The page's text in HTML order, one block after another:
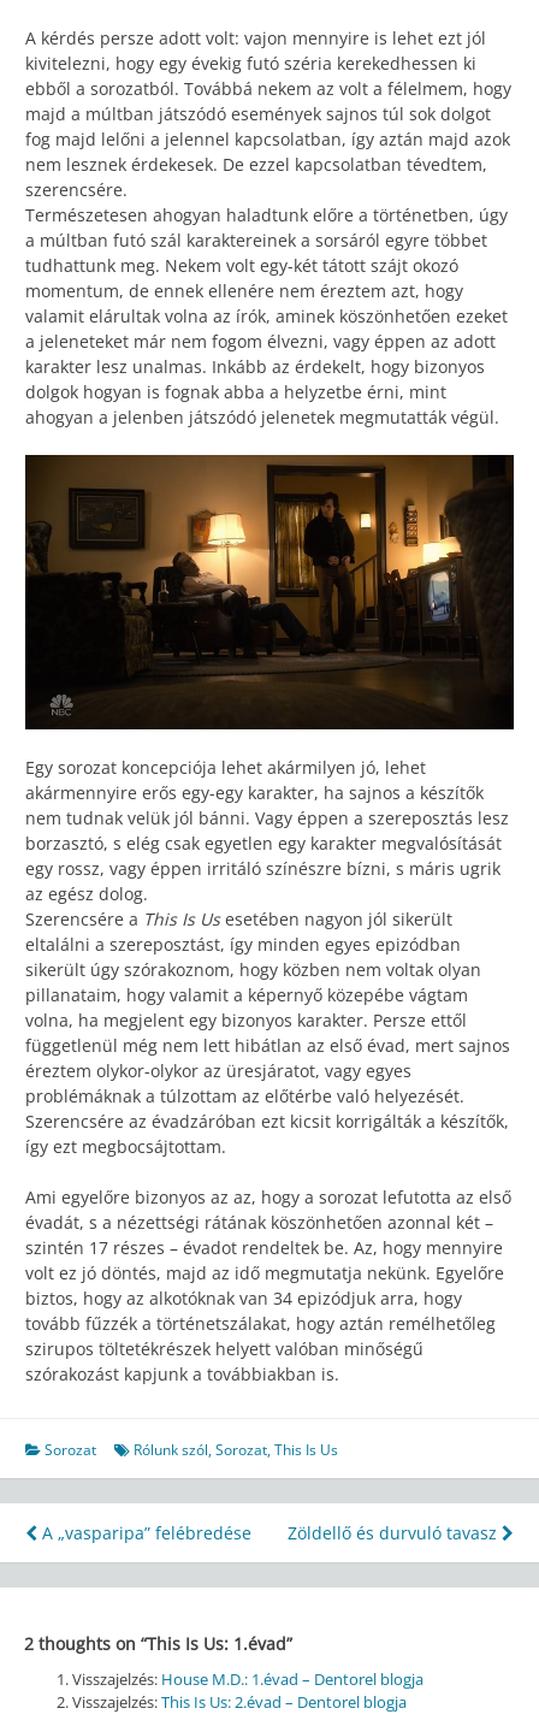
A kérdés persze adott volt: vajon mennyire is lehet ezt jól
kivitelezni, hogy egy évekig futó széria kerekedhessen ki
ebből a sorozatból. Továbbá nekem az volt a félelmem, hogy
majd a múltban játszódó események sajnos túl sok dolgot
fog majd lelőni a jelennel kapcsolatban, így aztán majd azok
nem lesznek érdekesek. De ezzel kapcsolatban tévedtem,
szerencsére.
Természetesen ahogyan haladtunk előre a történetben, úgy
a múltban futó szál karaktereinek a sorsáról egyre többet
tudhattunk meg. Nekem volt egy-két tátott szájt okozó
momentum, de ennek ellenére nem éreztem azt, hogy
valamit elárultak volna az írók, aminek köszönhetően ezeket
a jeleneteket már nem fogom élvezni, vagy éppen az adott
karakter lesz unalmas. Inkább az érdekelt, hogy bizonyos
dolgok hogyan is fognak abba a helyzetbe érni, mint
ahogyan a jelenben játszódó jelenetek megmutatták végül.
Egy sorozat koncepciója lehet akármilyen jó, lehet
akármennyire erős egy-egy karakter, ha sajnos a készítők
nem tudnak velük jól bánni. Vagy éppen a szereposztás lesz
borzasztó, s elég csak egyetlen egy karakter megvalósítását
egy rossz, vagy éppen irritáló színészre bízni, s máris ugrik
az egész dolog.
Szerencsére a This Is Usesetében nagyon jól sikerült
eltalálni a szereposztást, így minden egyes epizódban
sikerült úgy szórakoznom, hogy közben nem voltak olyan
pillanataim, hogy valamit a képernyő közepébe vágtam
volna, ha megjelent egy bizonyos karakter. Persze ettől
függetlenül még nem lett hibátlan az első évad, mert sajnos
éreztem olykor-olykor az üresjáratot, vagy egyes
problémáknak a túlzottam az előtérbe való helyezését.
Szerencsére az évadzáróban ezt kicsit korrigálták a készítők,
így ezt megbocsájtottam.
Ami egyelőre bizonyos az az, hogy a sorozat lefutotta az első
évadát, s a nézettségi rátának köszönhetően azonnal két –
szintén 17 részes – évadot rendeltek be. Az, hogy mennyire
volt ez jó döntés, majd az idő megmutatja nekünk. Egyelőre
biztos, hogy az alkotóknak van 34 epizódjuk arra, hogy
tovább fűzzék a történetszálakat, hogy aztán remélhetőleg
szirupos töltetékrészek helyett valóban minőségű
szórakozást kapjunk a továbbiakban is.
Sorozat Rólunk szól,Sorozat,This Is Us
Bejegyzés
navigáció
A „vasparipa” felébredése Zöldellő és durvuló tavasz
2 thoughts on “This Is Us: 1.évad”
Visszajelzés: House M.D.: 1.évad – Dentorel blogja
Visszajelzés:This Is Us: 2.évad – Dentorel blogja